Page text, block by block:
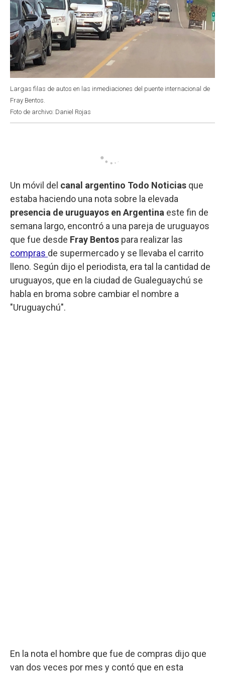
Largas filas de autos en las inmediaciones del puente internacional de
Fray Bentos.
Foto de archivo: Daniel Rojas
Un móvil del canal argentino Todo Noticias que
estaba haciendo una nota sobre la elevada
presencia de uruguayos en Argentina este fin de
semana largo, encontró a una pareja de uruguayos
que fue desde Fray Bentos para realizar las
compras de supermercado y se llevaba el carrito
lleno. Según dijo el periodista, era tal la cantidad de
uruguayos, que en la ciudad de Gualeguaychú se
habla en broma sobre cambiar el nombre a
"Uruguaychú".
En la nota el hombre que fue de compras dijo que
van dos veces por mes y contó que en esta